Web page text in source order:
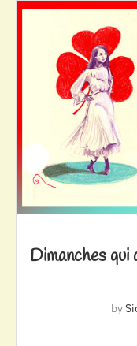
Dimanches
by